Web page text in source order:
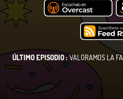
ÚLTIMO EPISODIO : VALORAMOS LA